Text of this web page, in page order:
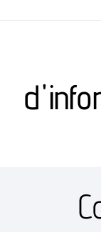
canapés et
séjours
meubles de
chambres et